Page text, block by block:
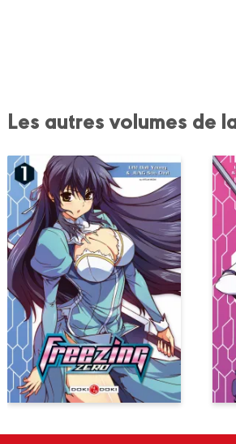
Les autres volumes de